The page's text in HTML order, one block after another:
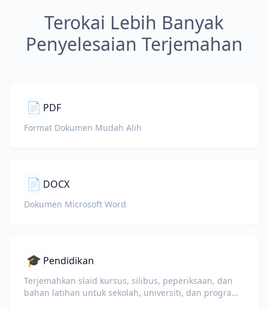
Terokai Lebih Banyak
Penyelesaian Terjemahan
📄 PDF
Format Dokumen Mudah Alih
📄 DOCX
Dokumen Microsoft Word
🎓 Pendidikan
Terjemahkan slaid kursus, silibus, peperiksaan, dan
bahan latihan untuk sekolah, universiti, dan program